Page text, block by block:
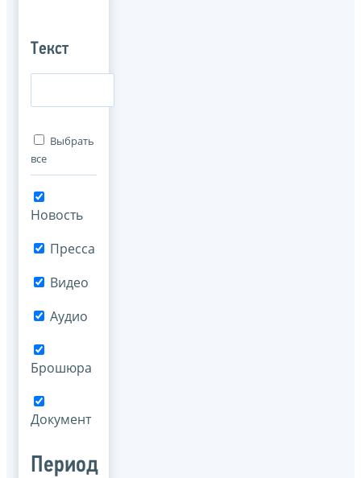
Текст
Выбрать
все
Новость
Пресса
Видео
Аудио
Брошюра
Документ
Период